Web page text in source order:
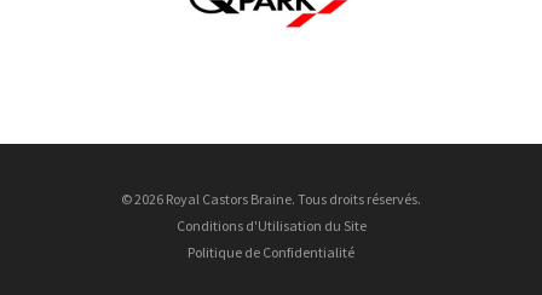
© 2026 Royal Castors Braine. Tous droits réservés.
Conditions d'Utilisation du Site
Politique de Confidentialité